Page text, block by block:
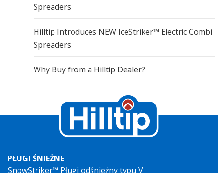
Spreaders
Hilltip Introduces NEW IceStriker™ Electric Combi
Spreaders
Why Buy from a Hilltip Dealer?
PŁUGI ŚNIEŻNE
SnowStriker™ Pługi odśnieżny typu V